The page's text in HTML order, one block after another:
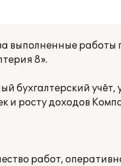
работы
8».
бухгалтерский
и росту доходов
работ,